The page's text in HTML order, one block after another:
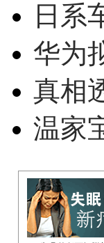
日系
华为
真相
温家